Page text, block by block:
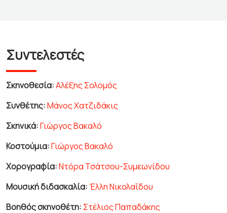
Συντελεστές
Σκηνοθεσία:Αλέξης Σολομός
Συνθέτης:Μάνος Χατζιδάκις
Σκηνικά:Γιώργος Βακαλό
Κοστούμια:Γιώργος Βακαλό
Χορογραφία:Ντόρα Τσάτσου-Συμεωνίδου
Μουσική διδασκαλία: Έλλη Νικολαΐδου
Βοηθός σκηνοθέτη: Στέλιος Παπαδάκης